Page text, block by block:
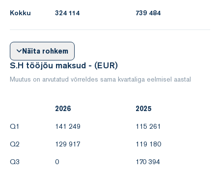
Kokku
324 114 739 484
Näita rohkem
S.H tööjõu maksud - (EUR)
Muutus on arvutatud võrreldes sama kvartaliga eelmisel aastal
2026
2025
Q1
141 249
115 261
Q2
129 917
119 180
Q3
0
170 394